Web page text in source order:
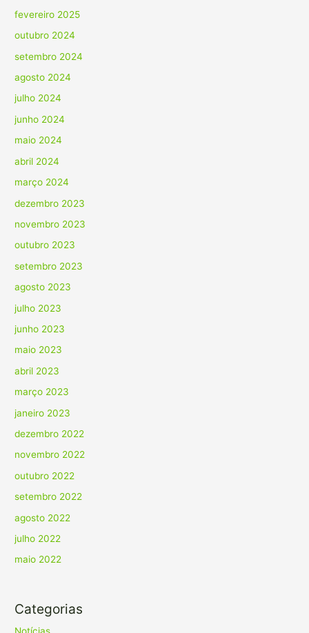
fevereiro 2025
outubro 2024
setembro 2024
agosto 2024
julho 2024
junho 2024
maio 2024
abril 2024
março 2024
dezembro 2023
novembro 2023
outubro 2023
setembro 2023
agosto 2023
julho 2023
junho 2023
maio 2023
abril 2023
março 2023
janeiro 2023
dezembro 2022
novembro 2022
outubro 2022
setembro 2022
agosto 2022
julho 2022
maio 2022
Categorias
Notícias